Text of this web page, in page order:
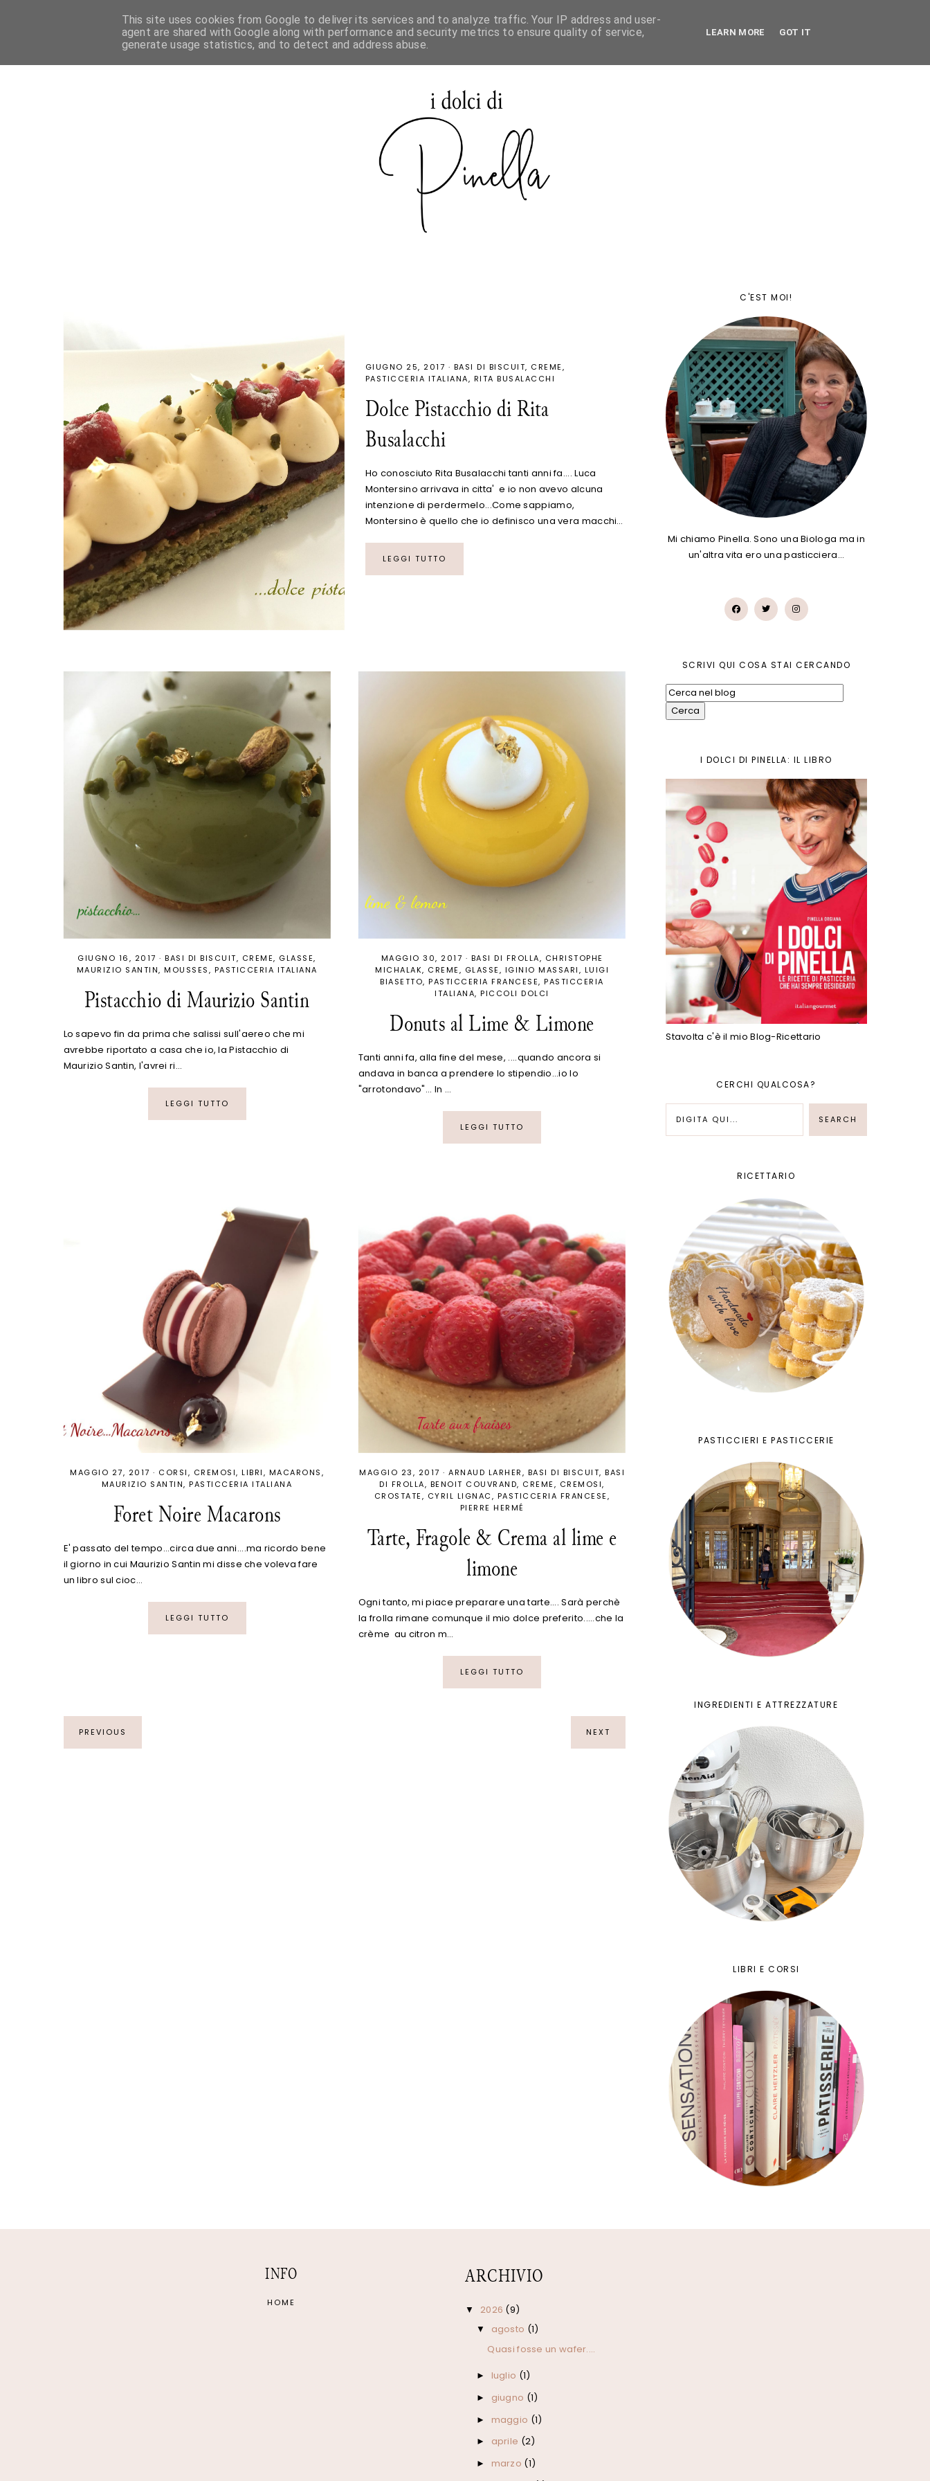
PASTICCERIA FRANCESE PASTICCERIA ITALIANA SPECIALE MAURIZIO SANTIN
GIUGNO 25, 2017 · BASI DI BISCUIT CREME
PASTICCERIA ITALIANA
RITA BUSALACCHI
Dolce Pistacchio di Rita
Busalacchi
Ho conosciuto Rita Busalacchi tanti anni fa.... Luca
Montersino arrivava in citta' e io non avevo alcuna
intenzione di perdermelo...Come sappiamo,
Montersino è quello che io definisco una vera macchi…
LEGGI TUTTO
GIUGNO 16, 2017 · BASI DI BISCUIT CREME GLASSE
MAURIZIO SANTIN MOUSSES PASTICCERIA ITALIANA
Pistacchio di Maurizio Santin
Lo sapevo fin da prima che salissi sull'aereo che mi
avrebbe riportato a casa che io, la Pistacchio di
Maurizio Santin, l'avrei ri…
LEGGI TUTTO
MAGGIO 30, 2017 · BASI DI FROLLA
CHRISTOPHE
MICHALAK CREME GLASSE IGINIO MASSARI
LUIGI
BIASETTO PASTICCERIA FRANCESE PASTICCERIA
ITALIANA PICCOLI DOLCI
Donuts al Lime & Limone
Tanti anni fa, alla fine del mese, ....quando ancora si
andava in banca a prendere lo stipendio...io lo
"arrotondavo"... In …
LEGGI TUTTO
MAGGIO 27, 2017 · CORSI CREMOSI LIBRI
MACARONS
MAURIZIO SANTIN PASTICCERIA ITALIANA
Foret Noire Macarons
E' passato del tempo...circa due anni....ma ricordo bene
il giorno in cui Maurizio Santin mi disse che voleva fare
un libro sul cioc…
LEGGI TUTTO
MAGGIO 23, 2017 · ARNAUD LARHER BASI DI BISCUIT BASI
DI FROLLA
BENOIT COUVRAND CREME
CREMOSI
CROSTATE
CYRIL LIGNAC
PASTICCERIA FRANCESE
PIERRE HERMÉ
Tarte, Fragole & Crema al lime e
limone
Ogni tanto, mi piace preparare una tarte.... Sarà perchè
la frolla rimane comunque il mio dolce preferito.....che la
crème au citron m…
LEGGI TUTTO
PREVIOUS NEXT
C'EST MOI!
Mi chiamo Pinella. Sono una Biologa ma in
un'altra vita ero una pasticciera…
SCRIVI QUI COSA STAI CERCANDO
I DOLCI DI PINELLA: IL LIBRO
Stavolta c'è il mio Blog-Ricettario
CERCHI QUALCOSA?
RICETTARIO
PASTICCIERI E PASTICCERIE
INGREDIENTI E ATTREZZATURE
LIBRI E CORSI
INFO
HOME
ARCHIVIO
▼ 2026 (9)
▼ agosto (1)
Quasi fosse un wafer....
► luglio (1)
► giugno (1)
► maggio (1)
► aprile (2)
► marzo (1)
This site uses cookies from Google to deliver its services and to analyze traffic. Your IP address and user-
agent are shared with Google along with performance and security metrics to ensure quality of service,
generate usage statistics, and to detect and address abuse.
LEARN MORE GOT IT